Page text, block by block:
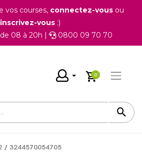
vos courses, connectez-vousou
inscrivez-vous:)
08 à 20h |
0800 09 70 70
0
/ 3244570054705